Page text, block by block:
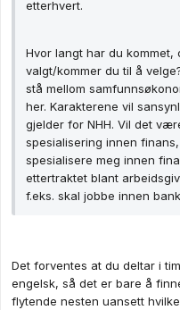
etterhvert.
Hvor langt har du
valgt/kommer du til å
stå mellom
her. Karakterene vil
gjelder for NHH. Vil det
spesialisering innen
spesialisere meg innen
ettertraktet blant
f.eks. skal jobbe innen
Det forventes at du deltar i
engelsk, så det er bare å
flytende nesten uansett